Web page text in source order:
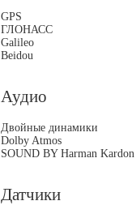
GPS
ГЛОНАСС
Galileo
Beidou
Аудио
Двойные динамики
Dolby Atmos
SOUND BY Harman Kardon
Датчики